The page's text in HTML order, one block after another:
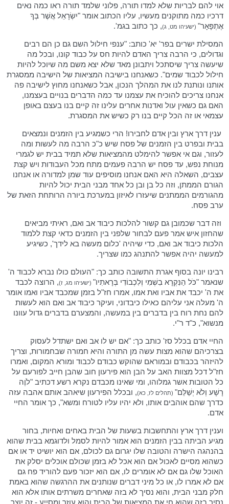
אוי להם לבריות שלא למדו תורה, פלוני שלמד תורה ראו כמה נאים
דרכיו כמה מתוקנים מעשיו, עליו הכתוב אומר "יִשְׂרָאֵל אֲשֶׁר בְּךָ
אֶתְפָּאָר" (ישעיהו מט, ג), כך כתוב בגמ'.
המסילת ישרים בפר' יא' כותב: "ענפי חילול השם גם כן הם רבים
וגדולים, כי הרבה צריך האדם להיות חס על כבוד קונו, ובכל מה
שיעשה צריך שיסתכל ויתבונן מאד שלא יצא משם מה שיוכל להיות
חילול לכבוד שמים". כשאנחנו בישיבה המציאות של הישיבה ממסגרת
אותנו ונותנת לנו את המהלך הנכון, אבל כשאנחנו מחוץ לישיבה פה
אנחנו צריכים להוכיח את עצמנו עד כמה הדברים בנויים בעצמנו,
האם גם כשאין עול ואדנות אחרים עלינו זה קיים בנו בעצם באופן
עצמאי או זה הכל קיים בנו רק כשיש את המסגרת.
ענין דרך ארץ ובין אדם לחבירו! הרי כשמגיע בין הזמנים ונמצאים
בבית ובפרט בין הזמנים של פסח שיש כ"כ הרבה מה לעשות ומה
לעזור, וגם אי אפשר להימלט מהמציאות שלא תמיד בבית יש לגמרי
מנוחת נפש, עד פסח יש הרבה פעמים מתח מכל העבודות ויש קצת
עצבים, השאלה היא האם אנחנו מוסיפים עוד שמן למדורה או אנחנו
הגורם הממתן, וזה כל בן ובן כל אחד מבני הבית יכול להיות
מהגורמים הממתנים שיעזרו לאיזון במערכת ביורה הרותחת הזאת של
ערב פסח.
וזה דבר שכמובן גם קשור להלכות כיבוד אב ואם, ראיתי מביאים
שהחזון איש אמר פעם לבחור שלפני בין הזמנים כדאי קצת ללמוד
הלכות כיבוד אב ואם, כדי שיהיה 'כלום מעשה בא לידך', כשיגיע
למעשה יהיה אפשר להתנהג כמו שצריך.
רבינו יונה בסוף אגרת התשובה כותב כך: "העולם כולו נברא לכבוד ה'
שנאמר "כֹּל הַנִּקְרָא בִשְׁמִי וְלִכְבוֹדִי בְּרָאתִיו" (ישעיהו מג, ז), הרוצה לכבד
את ה' יכבד את אביו ואת אמו, אמרו חז"ל בזמן שמכבד אביו ואמו אומר
ה' מעלה אני עליהם כאילו כיבדוני, ועיקר כיבוד אב ואם הוא לעשות
להם נחת רוח בין בדברים בין במעשה, והמצערם בדברים גדול עוונו
מנשוא", כ"ד ר"י.
החיי אדם בכלל סז' כותב כך: "אם יש לו אב ואם ישתדל לעסוק
בצרכיהם שהוא מצות עשה מן התורה והיא חמורה שבחמורות, וצריך
להיזהר בכבודם ובמוראם שהוקש כבודם לכבוד ומורא המקום, ואמרו
חז"ל דכל מצוות האב על הבן הוא פירעון חוב שהבן חייב לפורעם על
כל הטובות אשר גמלוהו, ומי שאינו מכבדם נקרא רשע דכתיב "לֹוֶה
רָשָׁע וְלֹא יְשַׁלֵּם" (תהלים לז, כא), ובכלל הפירעון שיאהב אותם אהבה עזה
כדרך שהם אוהבים אותו, ולא יהיו עליו לטורח ומשא", כך אומר החיי
אדם.
וענין דרך ארץ והתחשבות בשעות של הבית באחים ואחיות, בחור
מגיע הביתה בבין הזמנים הוא אמור להיות לסמל ולדוגמא בבית שהוא
בהנהגה הישרה והטובה שלו יגרום גם לכולם, אם הוא יושיט יד או אם
כשהוא מסיים לאכול אם הוא אכל לא בזמן שכולם אוכלים יסלק את
האוכל שלו גם אם לא אומרים לו, אם הוא יזכור פעם להוריד פח גם
אם לא אמרו לו, או כל מיני דברים שנותנים את ההרגשה שהוא באמת
חלק מבני הבית, והוא נסיך לא בזה שאחרים משרתים אותו אלא הוא
נסיך בזה שהוא חי את המציאות של הבית והוא עוזר ומסייע - זה יוצר